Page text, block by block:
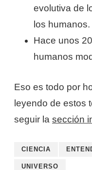
evolutiva de
los humanos.
Hace unos
humanos
Eso es todo por
leyendo de estos
seguir la sección
CIENCIA
UNIVERSO